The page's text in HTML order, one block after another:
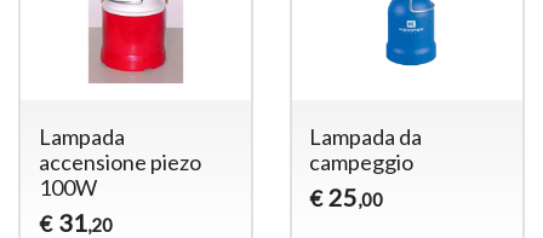
Lampada
accensione piezo
100W
€ 31,20
Lampada da
campeggio
€ 25,00